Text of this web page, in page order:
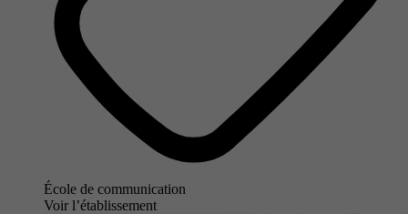
École de communication
Voir l’établissement